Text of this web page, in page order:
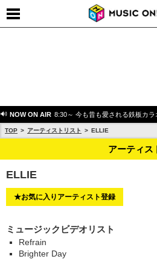
NOW ON AIR 8:30～ 今も昔も愛される鉄板カ
TOP アーティストリスト ELLIE
アーティス
ELLIE
★お気に入りアーティスト登録
ミュージックビデオリスト
Refrain
Brighter Day